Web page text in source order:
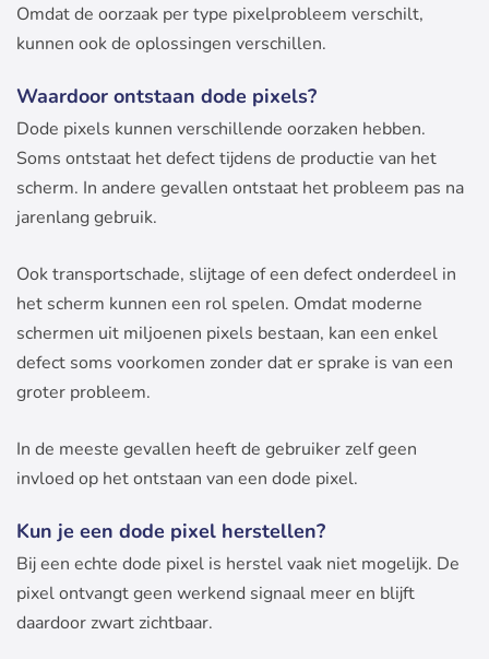
Omdat de oorzaak per type pixelprobleem verschilt,
kunnen ook de oplossingen verschillen.
Waardoor ontstaan dode pixels?
Dode pixels kunnen verschillende oorzaken hebben.
Soms ontstaat het defect tijdens de productie van het
scherm. In andere gevallen ontstaat het probleem pas na
jarenlang gebruik.
Ook transportschade, slijtage of een defect onderdeel in
het scherm kunnen een rol spelen. Omdat moderne
schermen uit miljoenen pixels bestaan, kan een enkel
defect soms voorkomen zonder dat er sprake is van een
groter probleem.
In de meeste gevallen heeft de gebruiker zelf geen
invloed op het ontstaan van een dode pixel.
Kun je een dode pixel herstellen?
Bij een echte dode pixel is herstel vaak niet mogelijk. De
pixel ontvangt geen werkend signaal meer en blijft
daardoor zwart zichtbaar.